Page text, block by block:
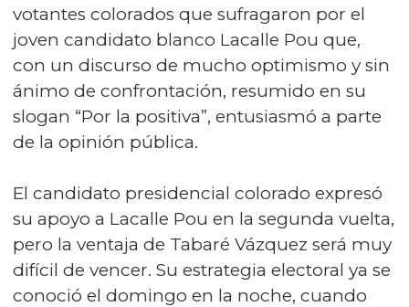
votantes colorados que sufragaron por el
joven candidato blanco Lacalle Pou que,
con un discurso de mucho optimismo y sin
ánimo de confrontación, resumido en su
slogan “Por la positiva”, entusiasmó a parte
de la opinión pública.
El candidato presidencial colorado expresó
su apoyo a Lacalle Pou en la segunda vuelta,
pero la ventaja de Tabaré Vázquez será muy
difícil de vencer. Su estrategia electoral ya se
conoció el domingo en la noche, cuando